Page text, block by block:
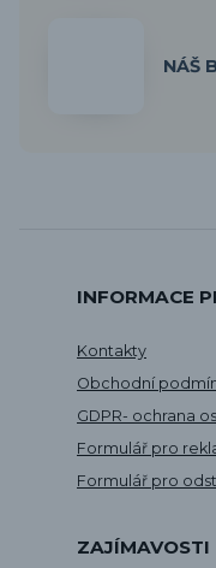
NÁŠ
INFORMACE
Kontakty
Obchodní
GDPR- ochrana
Formulář pro
Formulář pro
ZAJÍMAVOSTI